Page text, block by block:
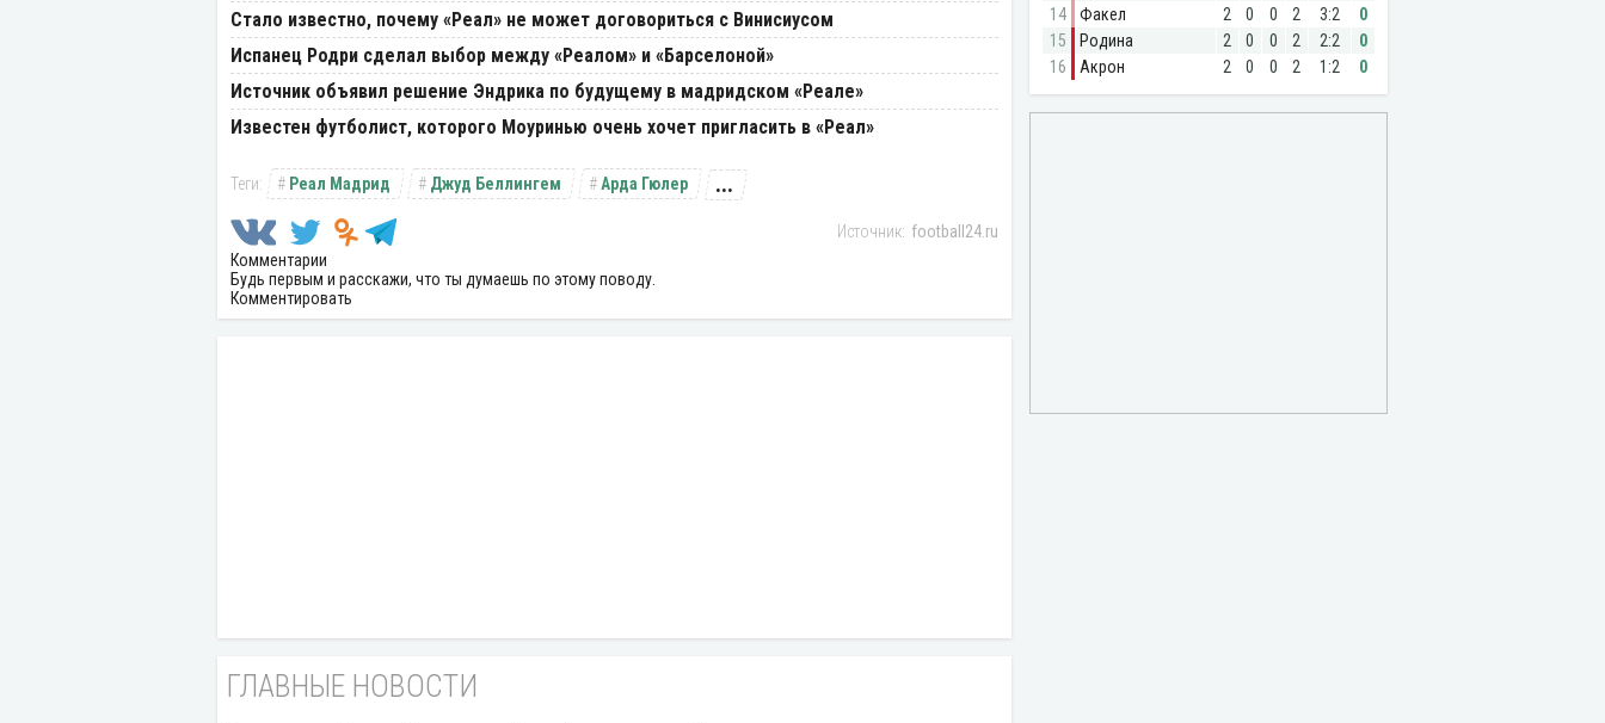
Стало известно, почему «Реал» не может договориться с Винисиусом
Испанец Родри сделал выбор между «Реалом» и «Барселоной»
Источник объявил решение Эндрика по будущему в мадридском «Реале»
Известен футболист, которого Моуринью очень хочет пригласить в «Реал»
Реал Мадрид Джуд Беллингем Арда Гюлер ...
football24.ru
Комментарии
Будь первым и расскажи, что ты думаешь по этому поводу.
Комментировать
ГЛАВНЫЕ НОВОСТИ